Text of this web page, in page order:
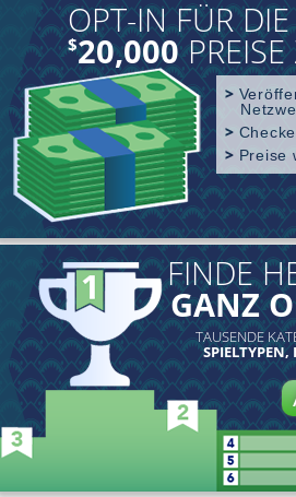
OPT-IN FÜR
$20,000
Preise
FINDE
GANZ
TAUSENDE
SPIELTYPEN,
SharkScope Abdeckung